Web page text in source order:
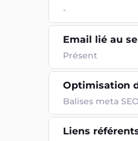
-
Email lié au
Présent
Optimisation
Balises meta
Liens